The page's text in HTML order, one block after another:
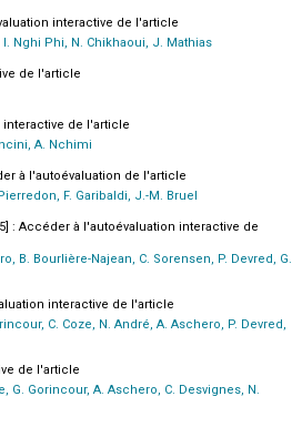
interactive de l'article
Nghi Phi, N. Chikhaoui, J. Mathias
de l'article
interactive de l'article
A. Nchimi
à l'autoévaluation de l'article
F. Garibaldi, J.-M. Bruel
: Accéder à l'autoévaluation interactive de
B. Bourlière-Najean, C. Sorensen, P. Devred, G.
interactive de l'article
C. Coze, N. André, A. Aschero, P. Devred,
de l'article
Gorincour, A. Aschero, C. Desvignes, N.